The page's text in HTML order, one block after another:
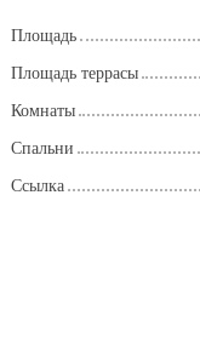
Площадь
Площадь террасы
Комнаты
Спальни
Ссылка